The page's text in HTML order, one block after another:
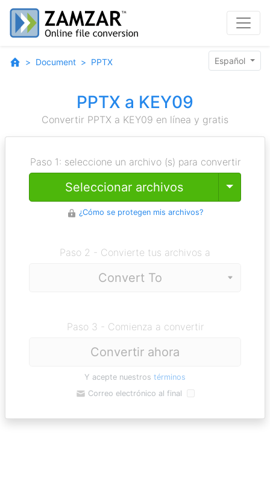
Document PPTX Español
PPTX a KEY09
Convertir PPTX a KEY09 en línea y gratis
Paso 1: seleccione un archivo (s) para convertir
Seleccionar archivos Toggle
¿Cómo se protegen mis archivos?
Paso 2 - Convierte tus archivos a
Paso 3 - Comienza a convertir
Convertir ahora
Y acepte nuestros términos
Correo electrónico al final